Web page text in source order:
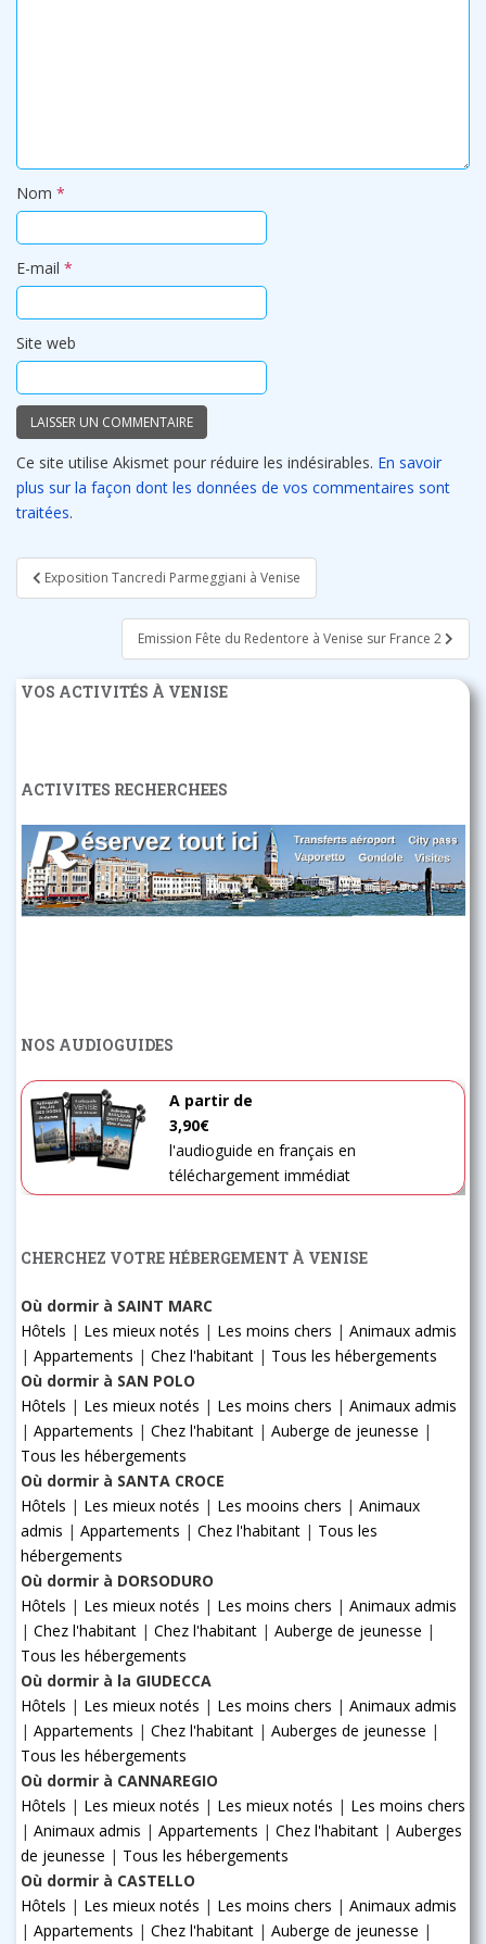
Nom *
E-mail *
Site web
Ce site utilise Akismet pour réduire les indésirables. En savoir
plus sur la façon dont les données de vos commentaires sont
traitées.
Navigation
de
Exposition Tancredi Parmeggiani à Venise
Emission Fête du Redentore à Venise sur France 2
VOS ACTIVITÉS À VENISE
ACTIVITES RECHERCHEES
NOS AUDIOGUIDES
A partir de
3,90€
l'audioguide en français en
téléchargement immédiat
CHERCHEZ VOTRE HÉBERGEMENT À VENISE
Où dormir à SAINT MARC
Hôtels | Les mieux notés | Les moins chers | Animaux admis
| Appartements | Chez l'habitant | Tous les hébergements
Où dormir à SAN POLO
Hôtels | Les mieux notés | Les moins chers | Animaux admis
| Appartements | Chez l'habitant | Auberge de jeunesse |
Tous les hébergements
Où dormir à SANTA CROCE
Hôtels | Les mieux notés | Les mooins chers | Animaux
admis | Appartements | Chez l'habitant | Tous les
hébergements
Où dormir à DORSODURO
Hôtels | Les mieux notés | Les moins chers | Animaux admis
| Chez l'habitant | Chez l'habitant | Auberge de jeunesse |
Tous les hébergements
Où dormir à la GIUDECCA
Hôtels | Les mieux notés | Les moins chers | Animaux admis
| Appartements | Chez l'habitant | Auberges de jeunesse |
Tous les hébergements
Où dormir à CANNAREGIO
Hôtels | Les mieux notés | Les mieux notés | Les moins chers
| Animaux admis | Appartements | Chez l'habitant | Auberges
de jeunesse | Tous les hébergements
Où dormir à CASTELLO
Hôtels | Les mieux notés | Les moins chers | Animaux admis
| Appartements | Chez l'habitant | Auberge de jeunesse |